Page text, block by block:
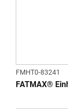
FMHT0-83241
FATMAX®